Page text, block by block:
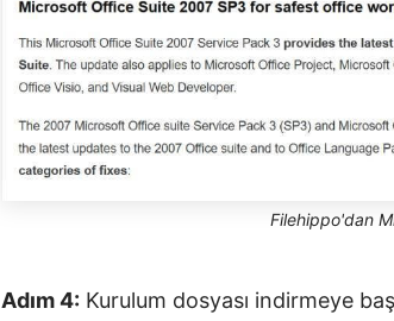
Filehippo'dan
Adım 4: Kurulum dosyası indirmeye